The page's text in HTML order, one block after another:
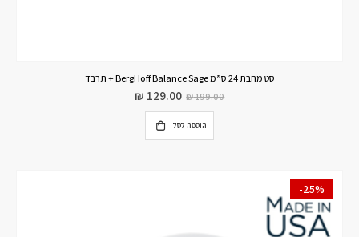
סט מחבת 24 ס”מ BergHoff Balance Sage + תרבד
₪199.00
₪ 129.00
הוספה לסל
-25%